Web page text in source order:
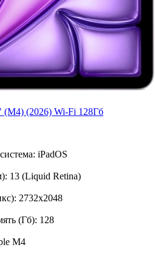
(2026) Wi-Fi 128Гб
iPadOS
13 (Liquid Retina)
2732x2048
(Гб): 128
M4